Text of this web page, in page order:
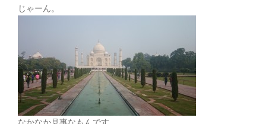
じゃーん。